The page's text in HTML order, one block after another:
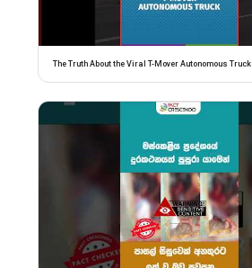
The Truth About the Viral T-Mover Autonomous Truck